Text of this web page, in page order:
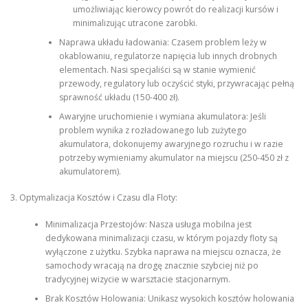
umożliwiając kierowcy powrót do realizacji kursów i
minimalizując utracone zarobki.
Naprawa układu ładowania: Czasem problem leży w
okablowaniu, regulatorze napięcia lub innych drobnych
elementach. Nasi specjaliści są w stanie wymienić
przewody, regulatory lub oczyścić styki, przywracając pełną
sprawność układu (150-400 zł).
Awaryjne uruchomienie i wymiana akumulatora: Jeśli
problem wynika z rozładowanego lub zużytego
akumulatora, dokonujemy awaryjnego rozruchu i w razie
potrzeby wymieniamy akumulator na miejscu (250-450 zł z
akumulatorem).
3. Optymalizacja Kosztów i Czasu dla Floty:
Minimalizacja Przestojów: Nasza usługa mobilna jest
dedykowana minimalizacji czasu, w którym pojazdy floty są
wyłączone z użytku. Szybka naprawa na miejscu oznacza, że
samochody wracają na drogę znacznie szybciej niż po
tradycyjnej wizycie w warsztacie stacjonarnym.
Brak Kosztów Holowania: Unikasz wysokich kosztów holowania